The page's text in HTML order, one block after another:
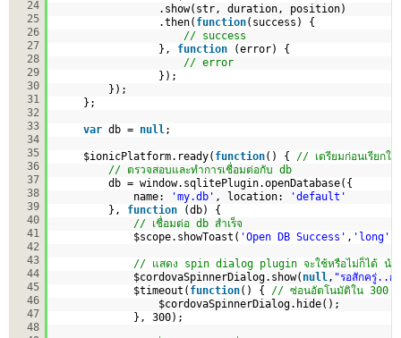
24
25
26
27
28
29
30
31
32
33
34
35
36
37
38
39
40
41
42
43
44
45
46
47
48
.show(str, duration, position)
.then( function(success) {
// success
}, function
(error) {
// error
});
});
};
var db = null ;
$ionicPlatform.ready( function() { // เตรียมก่อนเรียกใ
// ตรวจสอบและทำการเชื่อมต่อกับ db
db = window.sqlitePlugin.openDatabase({
name:
'my.db' , location:
'default'
}, function
(db) {
// เชื่อมต่อ db สำเร็จ
$scope.showToast( 'Open DB Success' , 'long'
// แสดง spin dialog plugin จะใช้หรือไม่ก็ได้ นำมา
$cordovaSpinnerDialog.show( null , "รอสักครู่..ก
$timeout( function() { // ซ่อนอัตโนมัติใน 300 มิ
$cordovaSpinnerDialog.hide();
}, 300);